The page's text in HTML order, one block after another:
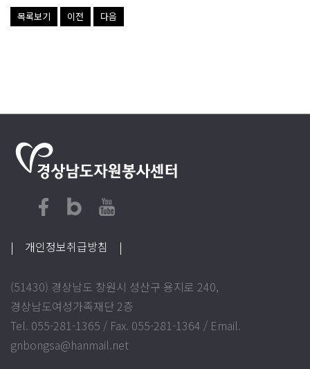
목록보기 이전 다음
| 개인정보취급방침 |
(51430) 경상남도 창원시 성산구 용지로 240,
경상남도여성가족재단 2층
Tel. 055-281-1365 / Fax. 055-281-1364 / Email.
gnbongsa@hanmail.net